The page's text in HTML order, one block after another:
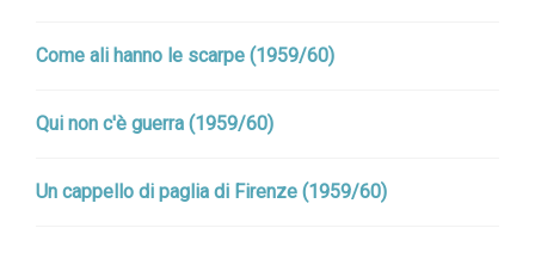
Come ali hanno le scarpe (1959/60)
Qui non c'è guerra (1959/60)
Un cappello di paglia di Firenze (1959/60)